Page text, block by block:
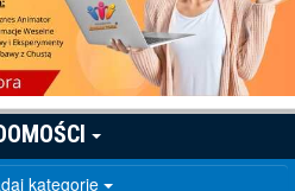
kategorie